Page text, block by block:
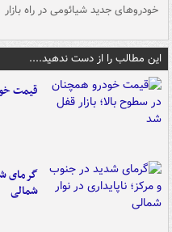
خودروهای جدید شیائومی در راه بازار
این مطالب را از دست ندهید....
قیمت
گرمای
شمالی